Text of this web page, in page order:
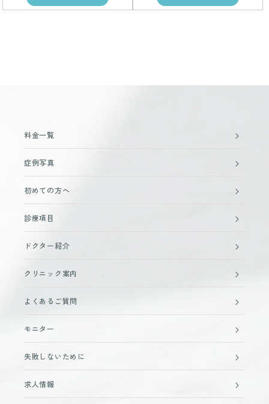
料金一覧
症例写真
初めての方へ
診療項目
ドクター紹介
クリニック案内
よくあるご質問
モニター
失敗しないために
求人情報